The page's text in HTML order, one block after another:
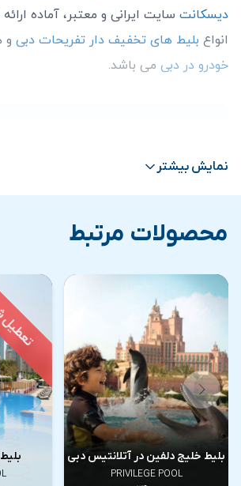
دیسکانت سایت ایرانی و معتبر، آماده
انواع بلیط های تخفیف دار تفریحات دبی و
خودرو در دبی می باشد.
1 استخر PRIVILEGE در هتل SLS دبی
2 نحوه خرید بلیط استخر پریویلج PRIVILEGE دبی
نمایش بیشتر
محصولات مرتبط
بلیط خلیج دلفین در آتلانتیس دبی
PRIVILEGE POOL